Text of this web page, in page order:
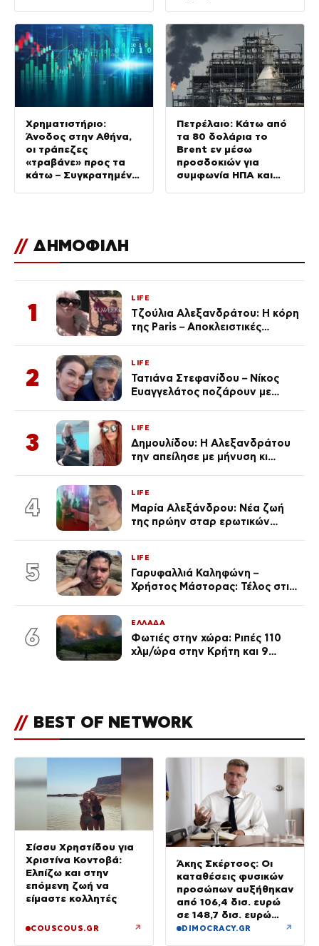
Χρηματιστήριο:
Άνοδος στην Αθήνα,
οι τράπεζες
«τραβάνε» προς τα
κάτω – Συγκρατημένη
Πετρέλαιο: Κάτω από
τα 80 δολάρια το
Brent εν μέσω
προσδοκιών για
συμφωνία ΗΠΑ και
// ΔΗΜΟΦΙΛΗ
1
LIFE
Τζούλια Αλεξανδράτου: Η κόρη
της Paris – Αποκλειστικές
2
LIFE
Τατιάνα Στεφανίδου – Νίκος
Ευαγγελάτος ποζάρουν με
3
LIFE
Δημουλίδου: Η Αλεξανδράτου
την απείλησε με μήνυση κι
ποια είσαι σοκαρίστικα»
4
LIFE
Μαρία Αλεξάνδρου: Νέα ζωή
της πρώην σταρ ερωτικών
(Φωτογραφίες)
5
LIFE
Γαρυφαλλιά Καληφώνη –
Χρήστος Μάστορας: Τέλος στις
6
ΕΛΛΑΔΑ
Φωτιές στην χώρα: Ριπές 110
χλμ/ώρα στην Κρήτη και 9
// BEST OF NETWORK
Σίσσυ Χρηστίδου για
Χριστίνα Κοντοβά:
Ελπίζω και στην
επόμενη ζωή να
είμαστε κολλητές
COUSCOUS.GR ↗
Άκης Σκέρτσος: Οι
καταθέσεις φυσικών
προσώπων αυξήθηκαν
από 106,4 δισ. ευρώ
σε 148,7 δισ. ευρώ
από τον Δεκέμβριο
DIMOCRACY.GR ↗